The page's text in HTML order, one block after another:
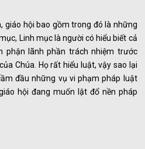
giáo hội bao gồm trong đó là những
Linh mục là người có hiểu biết cả
phận lãnh phần trách nhiệm trước
Chúa. Họ rất hiểu luật, vậy sao lại
đầu những vụ vi phạm pháp luật
hội đang muốn lật đổ nền pháp